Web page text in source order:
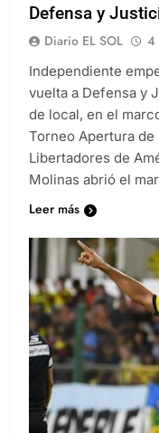
Defensa y
Diario EL SOL 4
Independiente
vuelta a Defensa y
de local, en el
Torneo Apertura de
Libertadores de
Molinas abrió el
Leer más